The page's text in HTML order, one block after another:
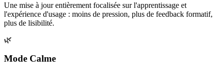
Une mise à jour entièrement focalisée sur l'apprentissage et
l'expérience d'usage : moins de pression, plus de feedback formatif,
plus de lisibilité.
🌿
Mode Calme